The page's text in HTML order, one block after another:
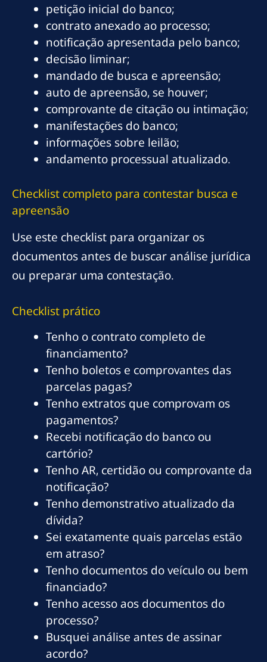
petição inicial do banco;
contrato anexado ao processo;
notificação apresentada pelo banco;
decisão liminar;
mandado de busca e apreensão;
auto de apreensão, se houver;
comprovante de citação ou intimação;
manifestações do banco;
informações sobre leilão;
andamento processual atualizado.
Checklist completo para contestar busca e
apreensão
Use este checklist para organizar os
documentos antes de buscar análise jurídica
ou preparar uma contestação.
Checklist prático
Tenho o contrato completo de
financiamento?
Tenho boletos e comprovantes das
parcelas pagas?
Tenho extratos que comprovam os
pagamentos?
Recebi notificação do banco ou
cartório?
Tenho AR, certidão ou comprovante da
notificação?
Tenho demonstrativo atualizado da
dívida?
Sei exatamente quais parcelas estão
em atraso?
Tenho documentos do veículo ou bem
financiado?
Tenho acesso aos documentos do
processo?
Busquei análise antes de assinar
acordo?